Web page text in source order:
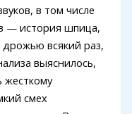
в том числе
— история шпица,
дрожью всякий раз,
выяснилось,
жесткому
смех